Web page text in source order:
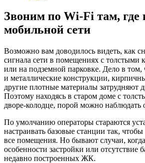
Звоним по Wi-Fi там, где
мобильной сети
Возможно вам доводилось видеть, как
сигнала сети в помещениях с толстыми
или на подземной парковке. Дело в том,
и металлические конструкции,
другие плотные материалы затрудняют
Поэтому находясь в старом доме с
дворе-колодце, порой можно наблюдать
По умолчанию операторы стараются
настраивать базовые станции так,
все помещения. Но бывают случаи,
особенности застройки или отсутствие
недавно построенных ЖК.